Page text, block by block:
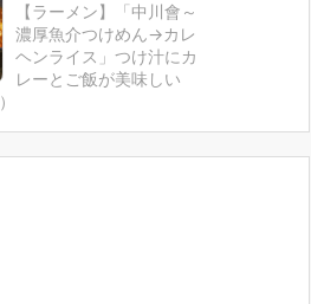
【ラーメン】「中川會～
濃厚魚介つけめん→カレ
ヘンライス」つけ汁にカ
レーとご飯が美味しい